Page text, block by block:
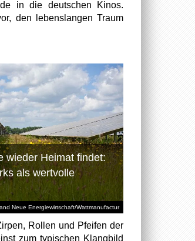
in die deutschen Kinos.
den lebenslangen Traum
Neue Energiewirtschaft/Wattmanufactur
wieder Heimat findet:
als wertvolle
Rollen und Pfeifen der
zum typischen Klangbild